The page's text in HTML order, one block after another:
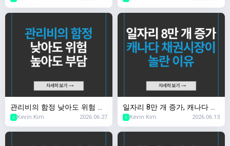
관리비의 함정 낮아도 위험 높
아도 부담
2 Kevin Kim 2026.06.27
일자리 8만 개 증가, 캐나다 채
권시장이 놀란 이유
2 Kevin Kim 2026.06.13